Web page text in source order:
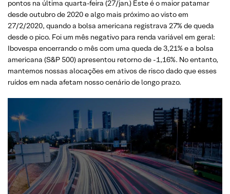
pontos na última quarta-feira (27/jan.) Este é o maior patamar
desde outubro de 2020 e algo mais próximo ao visto em
27/2/2020, quando a bolsa americana registrava 27% de queda
desde o pico. Foi um mês negativo para renda variável em geral:
Ibovespa encerrando o mês com uma queda de 3,21% e a bolsa
americana (S&P 500) apresentou retorno de -1,16%. No entanto,
mantemos nossas alocações em ativos de risco dado que esses
ruídos em nada afetam nosso cenário de longo prazo.